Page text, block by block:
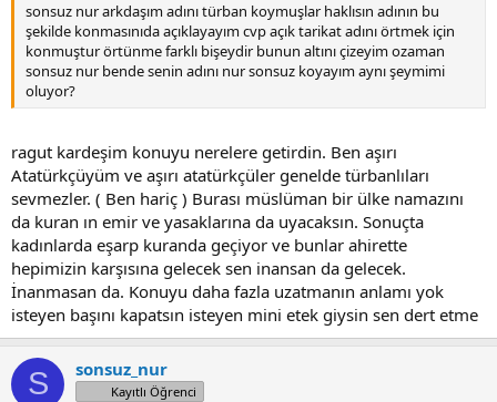
sonsuz nur arkdaşım adını türban koymuşlar haklısın adının bu
şekilde konmasınıda açıklayayım cvp açık tarikat adını örtmek için
konmuştur örtünme farklı bişeydir bunun altını çizeyim ozaman
sonsuz nur bende senin adını nur sonsuz koyayım aynı şeymimi
oluyor?
ragut kardeşim konuyu nerelere getirdin. Ben aşırı
Atatürkçüyüm ve aşırı atatürkçüler genelde türbanlıları
sevmezler. ( Ben hariç ) Burası müslüman bir ülke namazını
da kuran ın emir ve yasaklarına da uyacaksın. Sonuçta
kadınlarda eşarp kuranda geçiyor ve bunlar ahirette
hepimizin karşısına gelecek sen inansan da gelecek.
İnanmasan da. Konuyu daha fazla uzatmanın anlamı yok
isteyen başını kapatsın isteyen mini etek giysin sen dert etme
S sonsuz_nur
Kayıtlı Öğrenci